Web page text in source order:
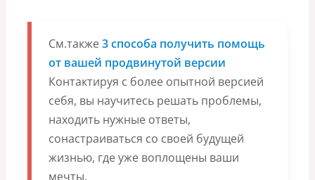
См.также3 способа получить помощь
от вашей продвинутой версии
Контактируя с более опытной версией
себя, вы научитесь решать проблемы,
находить нужные ответы,
сонастраиваться со своей будущей
жизнью, где уже воплощены ваши
мечты.